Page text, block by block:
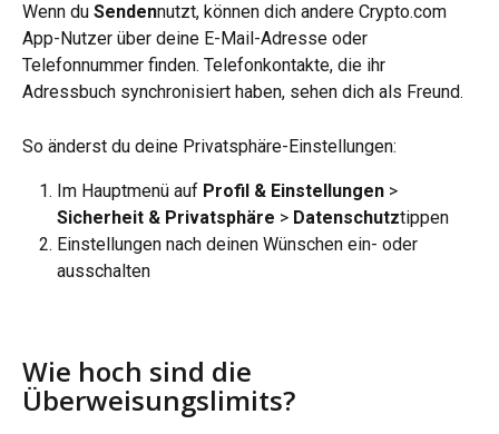
Wenn du Sendennutzt, können dich andere Crypto.com
App-Nutzer über deine E-Mail-Adresse oder
Telefonnummer finden. Telefonkontakte, die ihr
Adressbuch synchronisiert haben, sehen dich als Freund.
So änderst du deine Privatsphäre-Einstellungen:
Im Hauptmenü auf Profil & Einstellungen >
Sicherheit & Privatsphäre > Datenschutztippen
Einstellungen nach deinen Wünschen ein- oder
ausschalten
Wie hoch sind die
Überweisungslimits?